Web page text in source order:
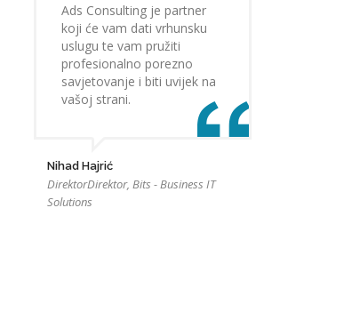
Ads Consulting je partner
koji će vam dati vrhunsku
uslugu te vam pružiti
profesionalno porezno
savjetovanje i biti uvijek na
vašoj strani.
Nihad Hajrić
DirektorDirektor, Bits - Business IT
Solutions